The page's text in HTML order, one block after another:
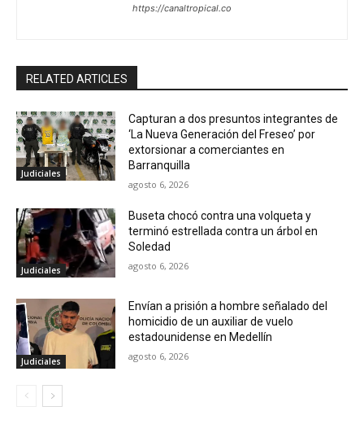
https://canaltropical.co
RELATED ARTICLES
Judiciales
Capturan a dos presuntos integrantes de
‘La Nueva Generación del Freseo’ por
extorsionar a comerciantes en
Barranquilla
agosto 6, 2026
Judiciales
Buseta chocó contra una volqueta y
terminó estrellada contra un árbol en
Soledad
agosto 6, 2026
Judiciales
Envían a prisión a hombre señalado del
homicidio de un auxiliar de vuelo
estadounidense en Medellín
agosto 6, 2026